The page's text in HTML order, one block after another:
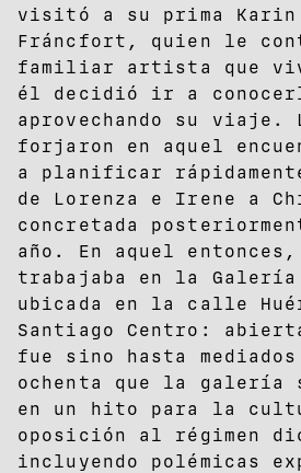
visitó a su prima Karin
Fráncfort, quien le
familiar artista que
él decidió ir a
aprovechando su viaje.
forjaron en aquel
a planificar
de Lorenza e Irene a
concretada
año. En aquel
trabajaba en la Galería
ubicada en la calle
Santiago Centro:
fue sino hasta
ochenta que la galería
en un hito para la
oposición al régimen
incluyendo polémicas